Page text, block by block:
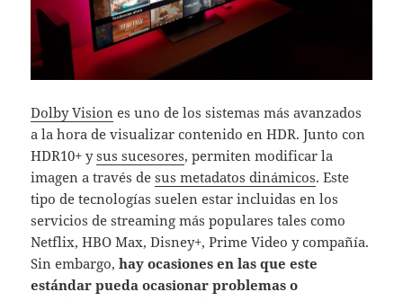
Dolby Vision es uno de los sistemas más avanzados
a la hora de visualizar contenido en HDR. Junto con
HDR10+ ysus sucesores, permiten modificar la
imagen a través desus metadatos dinámicos. Este
tipo de tecnologías suelen estar incluidas en los
servicios de streaming más populares tales como
Netflix, HBO Max, Disney+, Prime Video y compañía.
Sin embargo,hay ocasiones en las que este
estándar pueda ocasionar problemas o